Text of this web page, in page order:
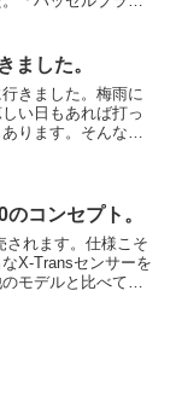
とハッセルブラッ
うこと...
ました。
きました。梅雨に
い日もあれば打っ
ります。そんな季
コンセプト。
されます。仕様こそ
X-Transセンサーを
モデルと比べてス